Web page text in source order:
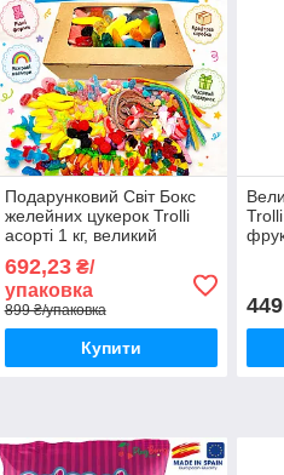
Подарунковий Світ Бокс
желейних цукерок Trolli
асорті 1 кг, великий
жувального мармеладу
Троллі
692,23₴/
упаковка
899 ₴/упаковка
Купити
449